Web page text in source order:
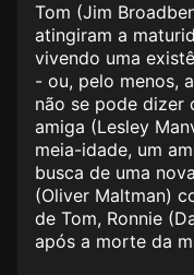
Tom (Jim
atingiram a
vivendo uma
- ou, pelo menos,
não se pode dizer
amiga (Lesley
meia-idade, um
busca de uma
(Oliver Maltman)
de Tom, Ronnie
após a morte da